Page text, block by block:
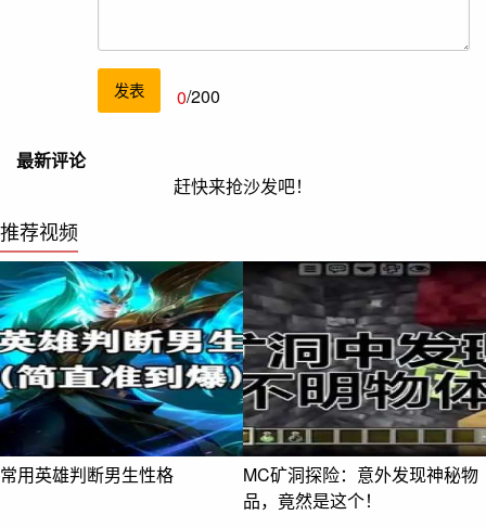
发表 0/200
最新评论
赶快来抢沙发吧！
推荐视频
常用英雄判断男生性格
MC矿洞探险：意外发现神秘物
品，竟然是这个！